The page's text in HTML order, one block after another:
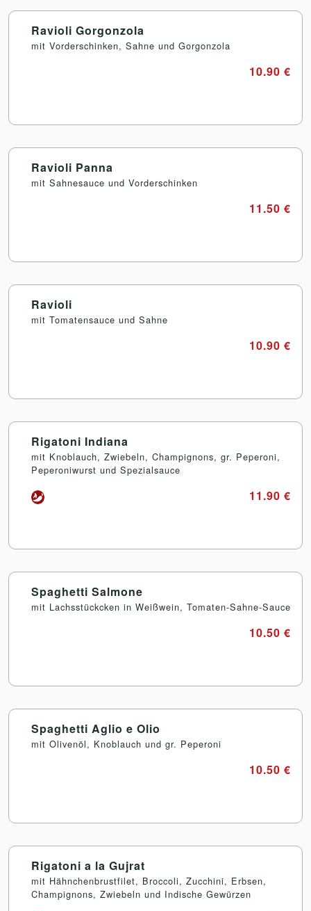
Ravioli Gorgonzola
mit Vorderschinken, Sahne und Gorgonzola
10.90 €
Ravioli Panna
mit Sahnesauce und Vorderschinken
11.50 €
Ravioli
mit Tomatensauce und Sahne
10.90 €
Rigatoni Indiana
mit Knoblauch, Zwiebeln, Champignons, gr. Peperoni,
Peperoniwurst und Spezialsauce
11.90 €
Spaghetti Salmone
mit Lachsstückcken in Weißwein, Tomaten-Sahne-Sauce
10.50 €
Spaghetti Aglio e Olio
mit Olivenöl, Knoblauch und gr. Peperoni
10.50 €
Rigatoni a la Gujrat
mit Hähnchenbrustfilet, Broccoli, Zucchini, Erbsen,
Champignons, Zwiebeln und Indische Gewürzen